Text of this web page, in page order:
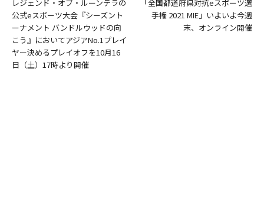
レジェンド・オブ・ルーンテラの
公式eスポーツ大会『シーズント
ーナメント バンドルウッドの向
こう』においてアジアNo.1プレイ
ヤー決めるプレイオフを10月16
日（土）17時より開催
「全国都道府県対抗eスポーツ選
手権 2021 MIE」いよいよ今週
末、オンライン開催